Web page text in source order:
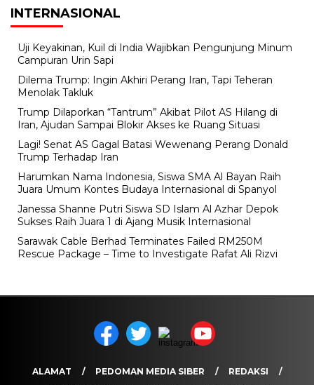
INTERNASIONAL
Uji Keyakinan, Kuil di India Wajibkan Pengunjung Minum
Campuran Urin Sapi
Dilema Trump: Ingin Akhiri Perang Iran, Tapi Teheran
Menolak Takluk
Trump Dilaporkan “Tantrum” Akibat Pilot AS Hilang di
Iran, Ajudan Sampai Blokir Akses ke Ruang Situasi
Lagi! Senat AS Gagal Batasi Wewenang Perang Donald
Trump Terhadap Iran
Harumkan Nama Indonesia, Siswa SMA Al Bayan Raih
Juara Umum Kontes Budaya Internasional di Spanyol
Janessa Shanne Putri Siswa SD Islam Al Azhar Depok
Sukses Raih Juara 1 di Ajang Musik Internasional
Sarawak Cable Berhad Terminates Failed RM250M
Rescue Package – Time to Investigate Rafat Ali Rizvi
ALAMAT PEDOMAN MEDIA SIBER
REDAKSI